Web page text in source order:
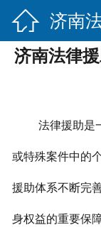
 济南
济南法律
法律援助是
或特殊案件中的
援助体系不断完
身权益的重要保障